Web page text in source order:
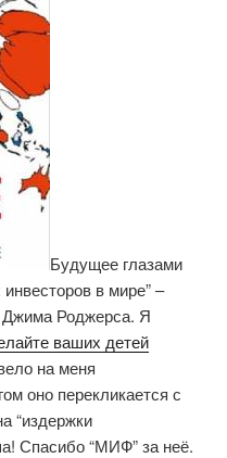
Будущее глазами
в мире” –
Джима Роджерса. Я
ваших детей
на меня
оно перекликается с
“издержки
Спасибо “МИФ” за неё.